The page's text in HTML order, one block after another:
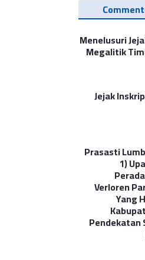
Menelusuri
Megalitik
Jejak
Prasasti
1)
Verloren
Yang
Pendekatan